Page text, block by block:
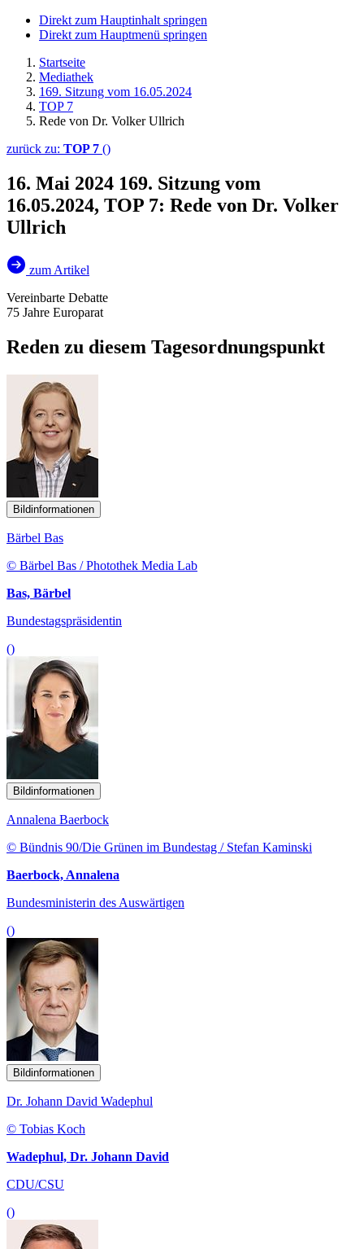
Direkt zum Hauptinhalt springen
Direkt zum Hauptmenü springen
Startseite
Mediathek
169. Sitzung vom 16.05.2024
TOP 7
Rede von Dr. Volker Ullrich
zurück zu: TOP 7 ()
16. Mai 2024 169. Sitzung vom
16.05.2024, TOP 7: Rede von Dr. Volker
Ullrich
zum Artikel
Vereinbarte Debatte
75 Jahre Europarat
Reden zu diesem Tagesordnungspunkt
Bildinformationen
Bärbel Bas
© Bärbel Bas / Photothek Media Lab
Bas, Bärbel
Bundestagspräsidentin
()
Bildinformationen
Annalena Baerbock
© Bündnis 90/Die Grünen im Bundestag / Stefan Kaminski
Baerbock, Annalena
Bundesministerin des Auswärtigen
()
Bildinformationen
Dr. Johann David Wadephul
© Tobias Koch
Wadephul, Dr. Johann David
CDU/CSU
()